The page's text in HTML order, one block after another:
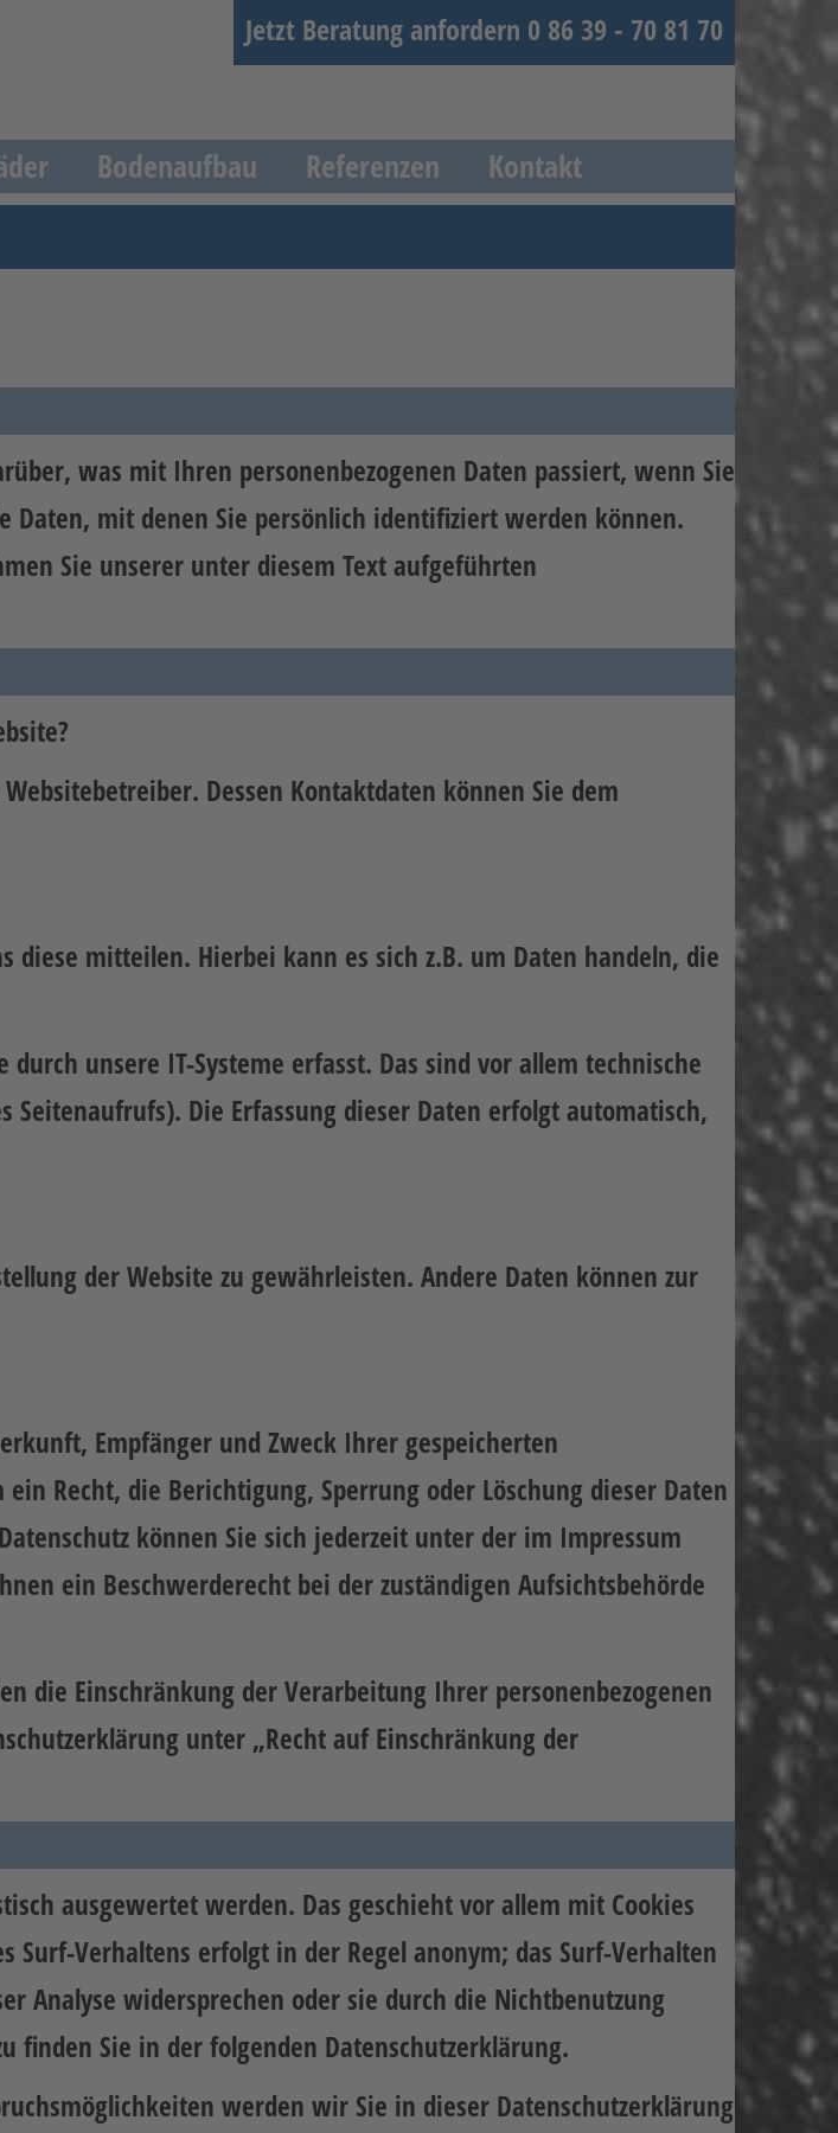
Jetzt Beratung anfordern 0 86 39 - 70 81 70
Bodenaufbau Referenzen Kontakt
was mit Ihren personenbezogenen Daten passiert, wenn Sie
Daten, mit denen Sie persönlich identifiziert werden können.
Sie unserer unter diesem Text aufgeführten
Dessen Kontaktdaten können Sie dem
diese mitteilen. Hierbei kann es sich z.B. um Daten handeln, die
unsere IT-Systeme erfasst. Das sind vor allem technische
Die Erfassung dieser Daten erfolgt automatisch,
der Website zu gewährleisten. Andere Daten können zur
Empfänger und Zweck Ihrer gespeicherten
Recht, die Berichtigung, Sperrung oder Löschung dieser Daten
können Sie sich jederzeit unter der im Impressum
ein Beschwerderecht bei der zuständigen Aufsichtsbehörde
die Einschränkung der Verarbeitung Ihrer personenbezogenen
unter „Recht auf Einschränkung der
ausgewertet werden. Das geschieht vor allem mit Cookies
Verhaltens erfolgt in der Regel anonym; das Surf-Verhalten
Analyse widersprechen oder sie durch die Nichtbenutzung
Sie in der folgenden Datenschutzerklärung.
werden wir Sie in dieser Datenschutzerklärung